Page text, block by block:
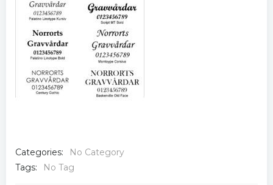
Categories:
No Category
Tags:
No Tag